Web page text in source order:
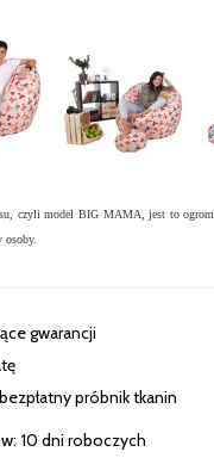
czyli model BIG MAMA, jest to
osoby.
gwarancji
próbnik tkanin
10 dni roboczych